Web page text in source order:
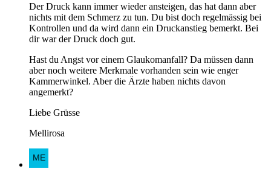
Der Druck kann immer wieder ansteigen, das hat dann aber
nichts mit dem Schmerz zu tun. Du bist doch regelmässig bei
Kontrollen und da wird dann ein Druckanstieg bemerkt. Bei
dir war der Druck doch gut.
Hast du Angst vor einem Glaukomanfall? Da müssen dann
aber noch weitere Merkmale vorhanden sein wie enger
Kammerwinkel. Aber die Ärzte haben nichts davon
angemerkt?
Liebe Grüsse
Mellirosa